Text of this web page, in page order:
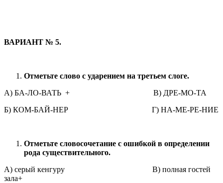
ВАРИАНТ № 5.
Отметьте слово с ударением на третьем слоге.
А) БА-ЛО-ВАТЬ + В) ДРЕ-МО-ТА
Б) КОМ-БАЙ-НЕР Г) НА-МЕ-РЕ-НИЕ
Отметьте словосочетание с ошибкой в определении
рода существительного.
А) серый кенгуру В) полная гостей
зала+